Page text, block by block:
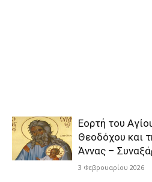
Εορτή του
Θεοδόχου και
Άννας –
3 Φεβρουαρίου 2026